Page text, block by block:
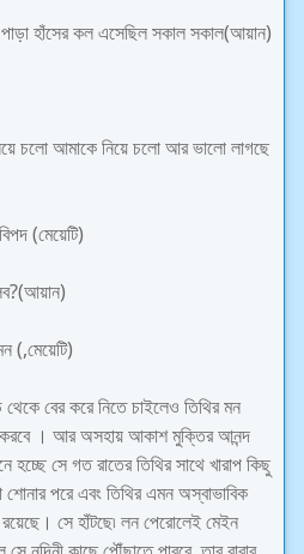
হাঁসের কল এসেছিল সকাল সকাল(আয়ান)
চলো আমাকে নিয়ে চলো আর ভালো লাগছে
(মেয়েটি)
(,মেয়েটি)
বের করে নিতে চাইলেও তিথির মন
করবে । আর অসহায় আকাশ মুক্তির আনন্দ
হচ্ছে সে গত রাতের তিথির সাথে খারাপ কিছু
পরে এবং তিথির এমন অস্বাভাবিক
সে হাঁটছে৷ লন পেরোলেই মেইন